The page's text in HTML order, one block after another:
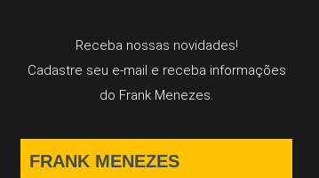
Receba nossas novidades!
Cadastre seu e-mail e receba informações
do Frank Menezes.
FRANK MENEZES